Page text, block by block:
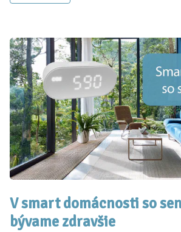
V smart domácnosti so
bývame zdravšie